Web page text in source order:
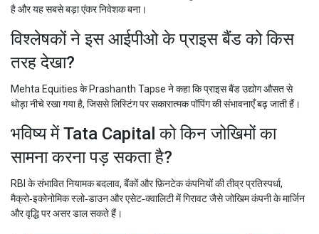
है और यह सबसे बड़ा एंकर निवेशक बना।
विश्लेषकों ने इस आईपीओ के प्राइस बैंड को किस
तरह देखा?
Mehta Equities के Prashanth Tapse ने कहा कि प्राइस बैंड उद्योग औसत से
थोड़ा नीचे रखा गया है, जिससे लिस्टिंग पर सकारात्मक पॉपिंग की संभावनाएँ बढ़ जाती हैं।
भविष्य में Tata Capital को किन जोखिमों का
सामना करना पड़ सकता है?
RBI के संभावित नियामक बदलाव, बैंकों और फ़िनटेक कंपनियों की तीव्र प्रतिस्पर्धा,
मैक्रो‑इकोनोमिक स्लो‑डाउन और एसेट‑क्वालिटी में गिरावट जैसे जोखिम कंपनी के मार्जिन
और वृद्धि पर असर डाल सकते हैं।